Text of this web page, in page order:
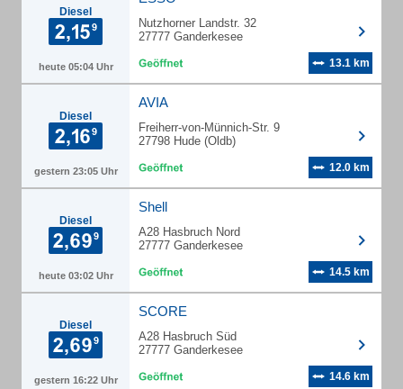
Diesel
heute 05:04 Uhr
Nutzhorner Landstr. 32
27777 Ganderkesee
13.1 km
Diesel
gestern 23:05 Uhr
AVIA
Freiherr-von-Münnich-Str. 9
27798 Hude (Oldb)
12.0 km
Diesel
heute 03:02 Uhr
Shell
A28 Hasbruch Nord
27777 Ganderkesee
14.5 km
Diesel
gestern 16:22 Uhr
SCORE
A28 Hasbruch Süd
27777 Ganderkesee
14.6 km